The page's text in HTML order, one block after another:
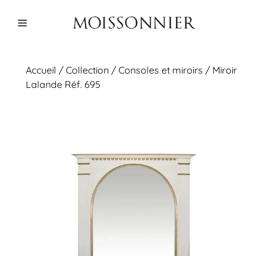
Menu
Accueil /Collection /Consoles et miroirs / Miroir
Lalande Réf. 695